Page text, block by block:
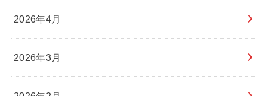
2026年4月
2026年3月